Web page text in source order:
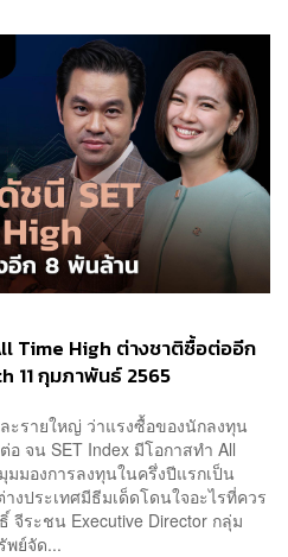
Time High ต่างชาติซื้อต่ออีก
11 กุมภาพันธ์ 2565
ะรายใหญ่ ว่าแรงซื้อของนักลงทุน
จน SET Index มีโอกาสทำ All
มองการลงทุนในครึ่งปีแรกเป็น
งประเทศมีธีมเด็ดโดนใจอะไรที่ควร
จีระชน Executive Director กลุ่ม
พย์จัด...